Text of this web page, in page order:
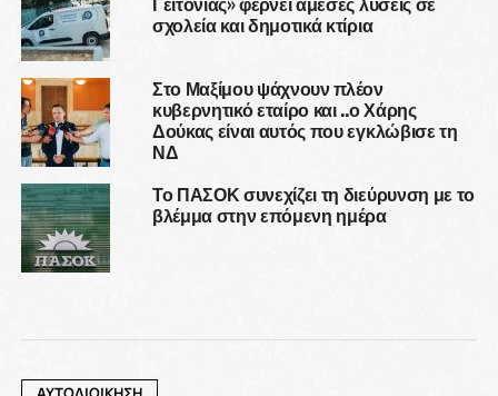
σχολεία και δημοτικά κτίρια
Στο Μαξίμου ψάχνουν πλέον
κυβερνητικό εταίρο και ..ο Χάρης
Δούκας είναι αυτός που εγκλώβισε τη
ΝΔ
Το ΠΑΣΟΚ συνεχίζει τη διεύρυνση με το
βλέμμα στην επόμενη ημέρα